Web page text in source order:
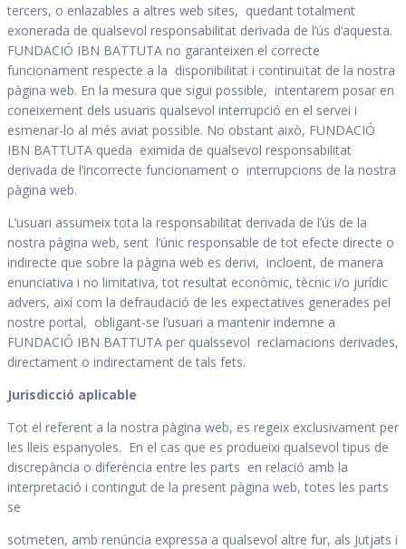
tercers, o enlazables a altres web sites, quedant totalment
exonerada de qualsevol responsabilitat derivada de l’ús d’aquesta.
FUNDACIÓ IBN BATTUTA no garanteixen el correcte
funcionament respecte a la disponibilitat i continuïtat de la nostra
pàgina web. En la mesura que sigui possible, intentarem posar en
coneixement dels usuaris qualsevol interrupció en el servei i
esmenar-lo al més aviat possible. No obstant això, FUNDACIÓ
IBN BATTUTA queda eximida de qualsevol responsabilitat
derivada de l’incorrecte funcionament o interrupcions de la nostra
pàgina web.
L’usuari assumeix tota la responsabilitat derivada de l’ús de la
nostra pàgina web, sent l’únic responsable de tot efecte directe o
indirecte que sobre la pàgina web es derivi, incloent, de manera
enunciativa i no limitativa, tot resultat econòmic, tècnic i/o jurídic
advers, així com la defraudació de les expectatives generades pel
nostre portal, obligant-se l’usuari a mantenir indemne a
FUNDACIÓ IBN BATTUTA per qualssevol reclamacions derivades,
directament o indirectament de tals fets.
Jurisdicció aplicable
Tot el referent a la nostra pàgina web, es regeix exclusivament per
les lleis espanyoles. En el cas que es produeixi qualsevol tipus de
discrepància o diferència entre les parts en relació amb la
interpretació i contingut de la present pàgina web, totes les parts
se
sotmeten, amb renúncia expressa a qualsevol altre fur, als Jutjats i